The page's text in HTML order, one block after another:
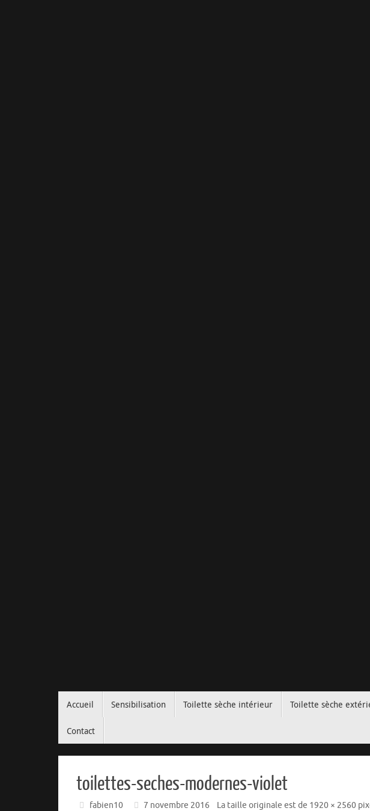
Accueil Sensibilisation Toilette sèche intérieur Toilette sèche
Contact
toilettes-seches-modernes-violet
fabien10 7 novembre 2016 La taille originale est de 1920 × 2560